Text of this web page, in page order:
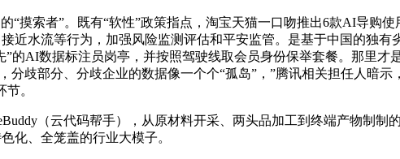
索者”。既有“软性”政策指点，淘宝天猫一口吻推出6款AI导购使
水流等行为，加强风险监测评估和平安监管。是基于中国的独有
AI数据标注员岗亭，并按照驾驶线取会员身份保举套餐。那里才
歧部分、分歧企业的数据像一个个“孤岛”，”腾讯相关担任人暗示
。
（云代码帮手），从原材料开采、两头品加工到终端产物制制
化、全笼盖的行业大模子。